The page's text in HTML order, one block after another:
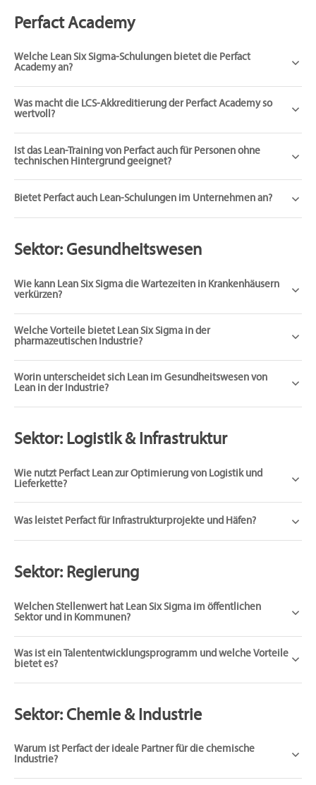
Perfact Academy
Welche Lean Six Sigma-Schulungen bietet die Perfact
Academy an?
Was macht die LCS-Akkreditierung der Perfact Academy so
wertvoll?
Ist das Lean-Training von Perfact auch für Personen ohne
technischen Hintergrund geeignet?
Bietet Perfact auch Lean-Schulungen im Unternehmen an?
Sektor: Gesundheitswesen
Wie kann Lean Six Sigma die Wartezeiten in Krankenhäusern
verkürzen?
Welche Vorteile bietet Lean Six Sigma in der
pharmazeutischen Industrie?
Worin unterscheidet sich Lean im Gesundheitswesen von
Lean in der Industrie?
Sektor: Logistik & Infrastruktur
Wie nutzt Perfact Lean zur Optimierung von Logistik und
Lieferkette?
Was leistet Perfact für Infrastrukturprojekte und Häfen?
Sektor: Regierung
Welchen Stellenwert hat Lean Six Sigma im öffentlichen
Sektor und in Kommunen?
Was ist ein Talententwicklungsprogramm und welche Vorteile
bietet es?
Sektor: Chemie & Industrie
Warum ist Perfact der ideale Partner für die chemische
Industrie?